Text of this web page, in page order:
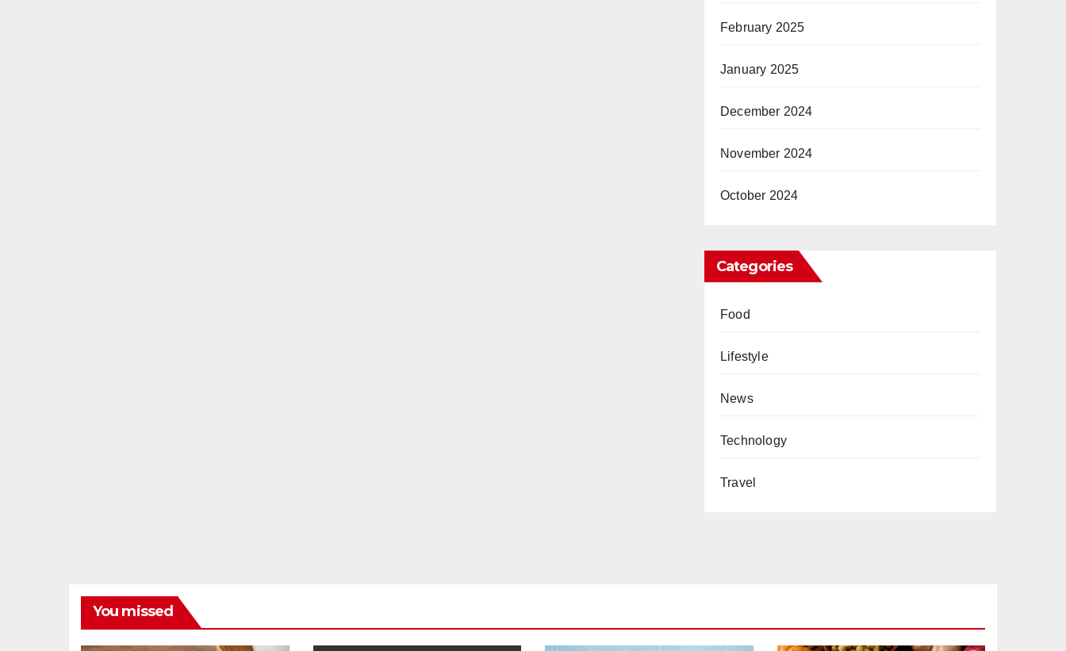
February 2025
January 2025
December 2024
November 2024
October 2024
Categories
Food
Lifestyle
News
Technology
Travel
You missed